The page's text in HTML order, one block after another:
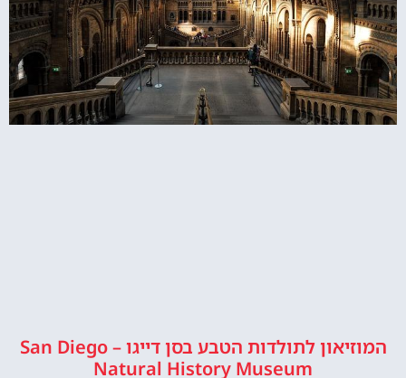
המוזיאון לתולדות הטבע בסן דייגו – San Diego
Natural History Museum